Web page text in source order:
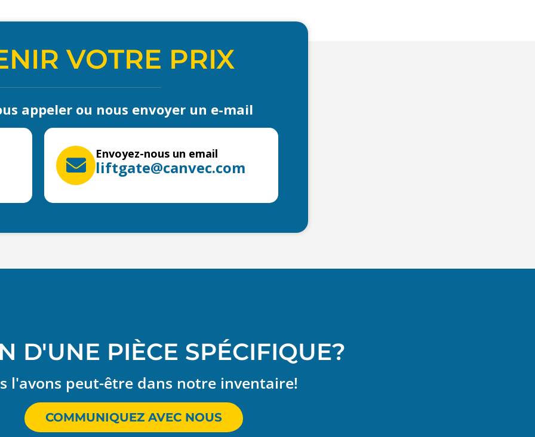
VOTRE PRIX
appeler ou nous envoyer un e-mail
Envoyez-nous un email
liftgate@canvec.com
D'UNE PIÈCE SPÉCIFIQUE?
l'avons peut-être dans notre inventaire!
COMMUNIQUEZ AVEC NOUS